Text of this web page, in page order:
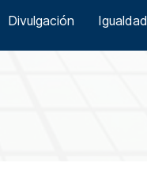
Divulgación Igualdad